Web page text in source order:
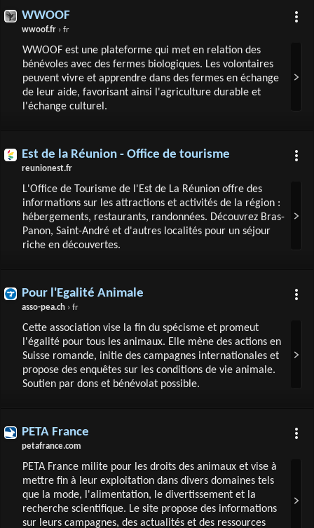
WWOOF
wwoof.fr › fr
WWOOF est une plateforme qui met en relation des
bénévoles avec des fermes biologiques. Les volontaires
peuvent vivre et apprendre dans des fermes en échange
de leur aide, favorisant ainsi l'agriculture durable et
l'échange culturel.
Est de la Réunion - Office de tourisme
reunionest.fr
L'Office de Tourisme de l'Est de La Réunion offre des
informations sur les attractions et activités de la région :
hébergements, restaurants, randonnées. Découvrez Bras-
Panon, Saint-André et d'autres localités pour un séjour
riche en découvertes.
Pour l'Egalité Animale
asso-pea.ch › fr
Cette association vise la fin du spécisme et promeut
l'égalité pour tous les animaux. Elle mène des actions en
Suisse romande, initie des campagnes internationales et
propose des enquêtes sur les conditions de vie animale.
Soutien par dons et bénévolat possible.
PETA France
petafrance.com
PETA France milite pour les droits des animaux et vise à
mettre fin à leur exploitation dans divers domaines tels
que la mode, l'alimentation, le divertissement et la
recherche scientifique. Le site propose des informations
sur leurs campagnes, des actualités et des ressources